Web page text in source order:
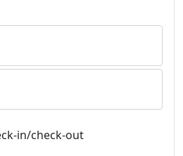
in/check-out